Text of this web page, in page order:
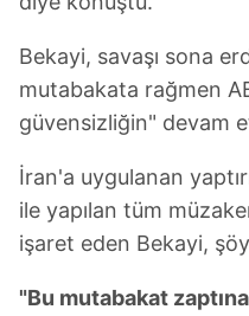
Bekayi, savaşı sona
mutabakata rağmen
güvensizliğin" devam
İran'a uygulanan
ile yapılan tüm
işaret eden Bekayi,
"Bu mutabakat